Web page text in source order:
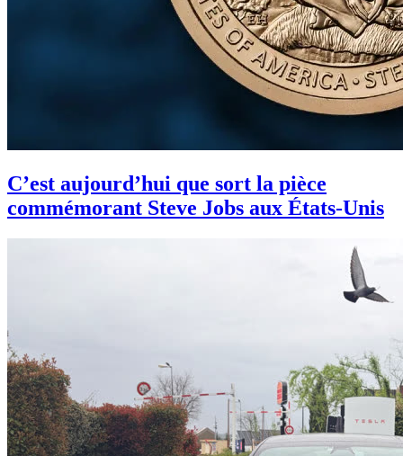
C’est aujourd’hui que sort la pièce
commémorant Steve Jobs aux États-Unis